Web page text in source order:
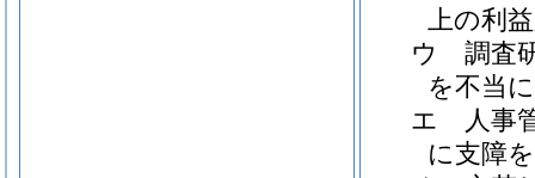
上の利
ウ
調査
を不当
エ
人事
に支障